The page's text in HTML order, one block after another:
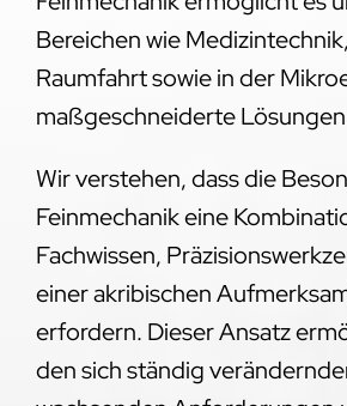
Bereichen wie
Raumfahrt sowie in der
maßgeschneiderte
Wir verstehen, dass die
Feinmechanik eine
Fachwissen,
einer akribischen
erfordern. Dieser Ansatz
den sich ständig